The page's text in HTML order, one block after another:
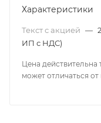
Характеристики
Текст с акцией —
ИП с НДС)
Цена действительна
может отличаться